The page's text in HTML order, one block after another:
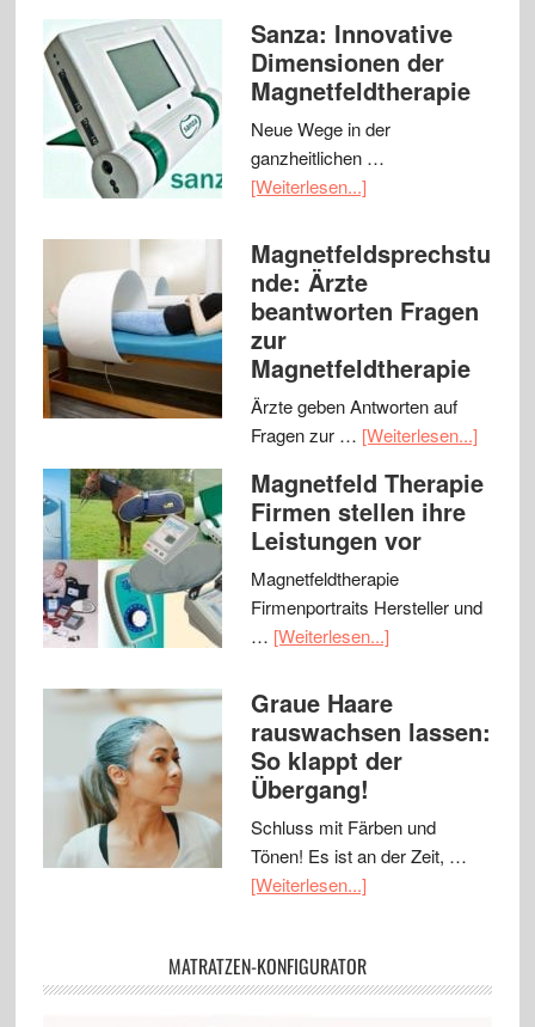
Sanza: Innovative
Dimensionen der
Magnetfeldtherapie
Neue Wege in der
ganzheitlichen …
[Weiterlesen...]
Magnetfeldsprechstu
nde: Ärzte
beantworten Fragen
zur
Magnetfeldtherapie
Ärzte geben Antworten auf
Fragen zur … [Weiterlesen...]
Magnetfeld Therapie
Firmen stellen ihre
Leistungen vor
Magnetfeldtherapie
Firmenportraits Hersteller und
… [Weiterlesen...]
Graue Haare
rauswachsen lassen:
So klappt der
Übergang!
Schluss mit Färben und
Tönen! Es ist an der Zeit, …
[Weiterlesen...]
MATRATZEN-KONFIGURATOR